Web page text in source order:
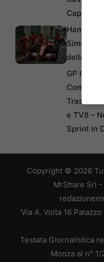
Capitolo
Hamilton
della
GP
Completa
e TV8 –
Sprint in
Copyright © 2026
MrShare Srl -
Via A. Volta 16
Testata Giornalistica
Monza al n°